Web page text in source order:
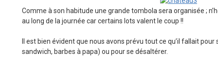
Comme à son habitude une grande tombola sera organisée ;
au long de la journée car certains lots valent le coup !!
Il est bien évident que nous avons prévu tout ce qu’il fallait
sandwich, barbes à papa) ou pour se désaltérer.